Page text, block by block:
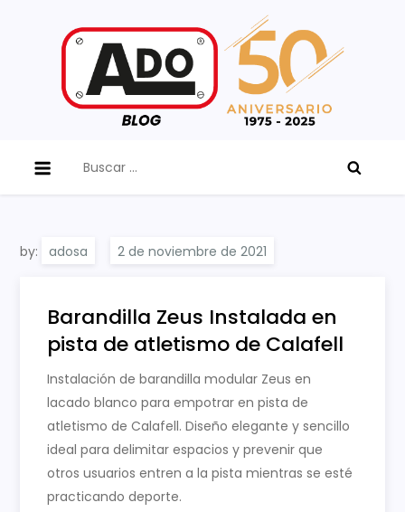
by: adosa
Barandilla Zeus Instalada en
pista de atletismo de Calafell
Instalación de barandilla modular Zeus en
lacado blanco para empotrar en pista de
atletismo de Calafell. Diseño elegante y sencillo
ideal para delimitar espacios y prevenir que
otros usuarios entren a la pista mientras se esté
practicando deporte.